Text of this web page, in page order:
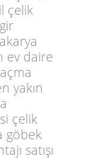
çelik
ev daire
yakın
çelik
göbek
satışı